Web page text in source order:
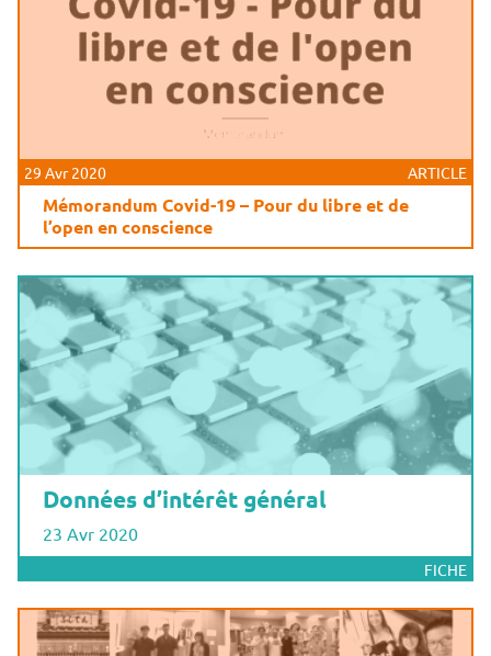
29 Avr 2020 ARTICLE
Mémorandum Covid-19 – Pour du libre et de
l’open en conscience
Données d’intérêt général
23 Avr 2020
FICHE